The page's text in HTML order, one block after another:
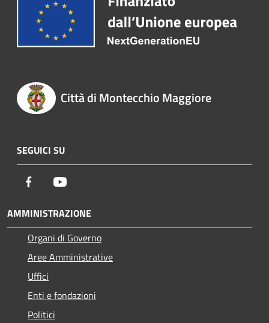
Città di Montecchio Maggiore
SEGUICI SU
Facebook
AMMINISTRAZIONE
Organi di Governo
Aree Amministrative
Uffici
Enti e fondazioni
Politici